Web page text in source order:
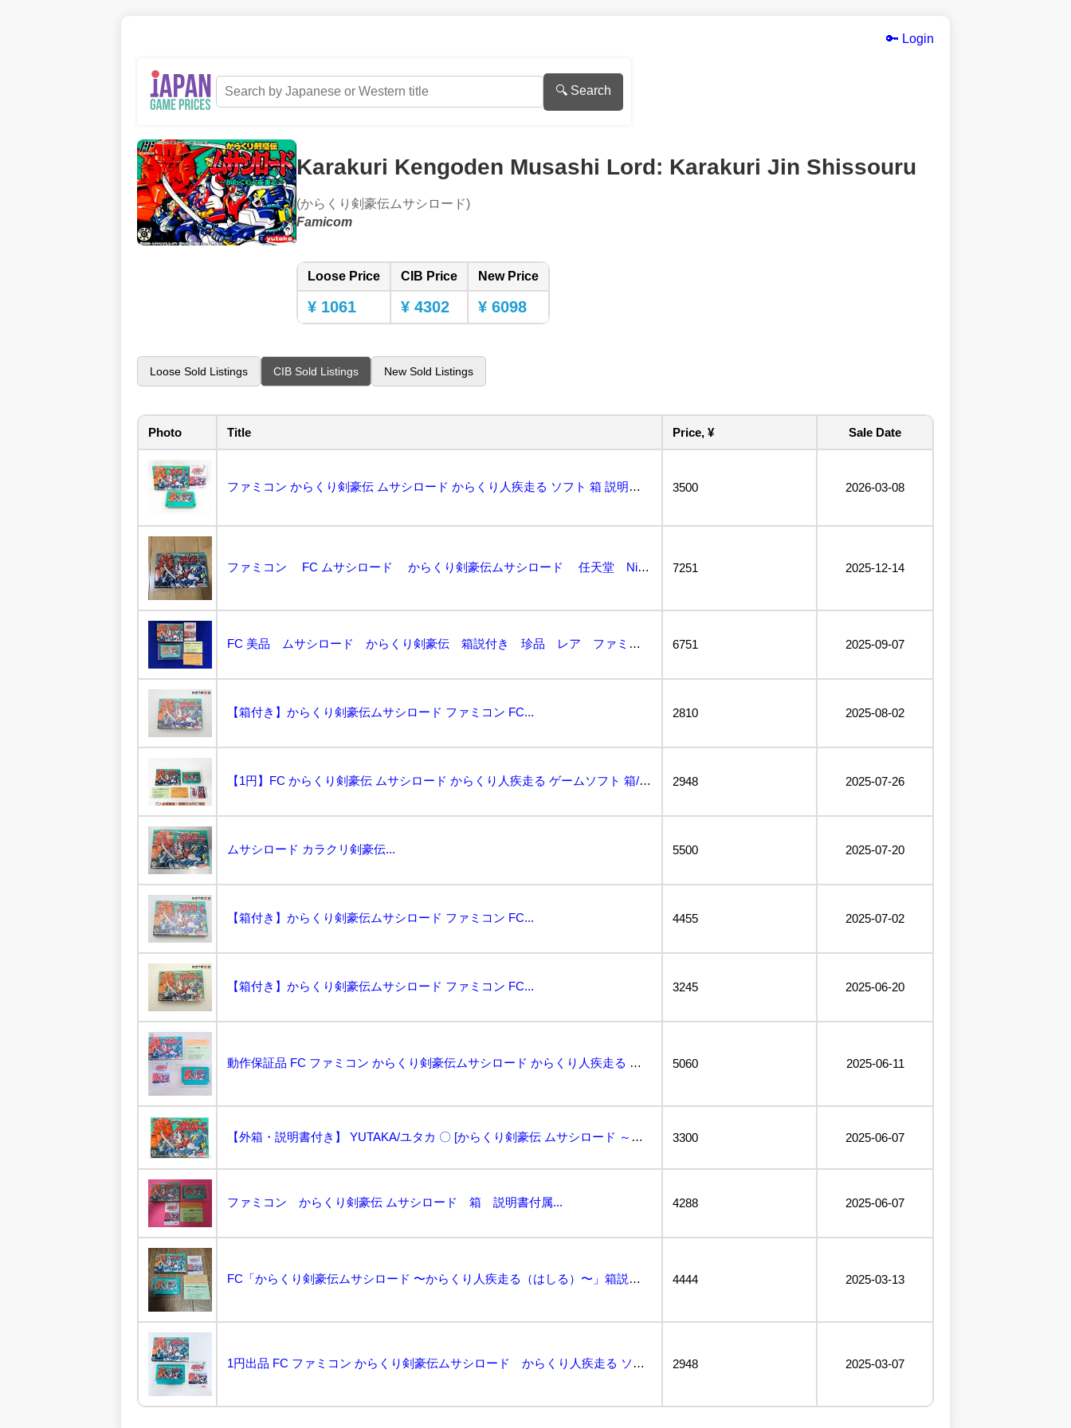
🔑 Login
🔍 Search
Karakuri Kengoden Musashi Lord: Karakuri Jin Shissouru
(からくり剣豪伝ムサシロード)
Famicom
Loose Price CIB Price New Price
¥ 1061 ¥ 4302 ¥ 6098
Loose Sold Listings CIB Sold Listings New Sold Listings
Photo Title Price, ¥ Sale Date
ファミコン からくり剣豪伝 ムサシロード からくり人疾走る ソフト 箱 説明書 yutaka 任天堂... 3500 2026-03-08
ファミコン FC ムサシロード からくり剣豪伝ムサシロード 任天堂 Nintendo ユタカ ... 7251 2025-12-14
FC 美品 ムサシロード からくり剣豪伝 箱説付き 珍品 レア ファミコン... 6751 2025-09-07
【箱付き】からくり剣豪伝ムサシロード ファミコン FC... 2810 2025-08-02
【1円】FC からくり剣豪伝 ムサシロード からくり人疾走る ゲームソフト 箱/説明書付き ファミコ... 2948 2025-07-26
ムサシロード カラクリ剣豪伝... 5500 2025-07-20
【箱付き】からくり剣豪伝ムサシロード ファミコン FC... 4455 2025-07-02
【箱付き】からくり剣豪伝ムサシロード ファミコン FC... 3245 2025-06-20
動作保証品 FC ファミコン からくり剣豪伝ムサシロード からくり人疾走る ユタカ yutaka 箱... 5060 2025-06-11
【外箱・説明書付き】 YUTAKA/ユタカ 〇 [からくり剣豪伝 ムサシロード ～からくり人疾走る～... 3300 2025-06-07
ファミコン からくり剣豪伝 ムサシロード 箱 説明書付属... 4288 2025-06-07
FC「からくり剣豪伝ムサシロード 〜からくり人疾走る（はしる）〜」箱説明書付き... 4444 2025-03-13
1円出品 FC ファミコン からくり剣豪伝ムサシロード からくり人疾走る ソフト 箱説付 起動確認済... 2948 2025-03-07